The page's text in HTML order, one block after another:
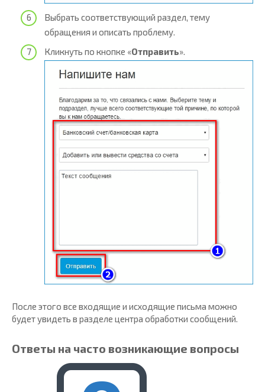
Выбрать соответствующий раздел, тему
обращения и описать проблему.
Кликнуть по кнопке «Отправить».
После этого все входящие и исходящие письма можно
будет увидеть в разделе центра обработки сообщений.
Ответы на часто возникающие вопросы